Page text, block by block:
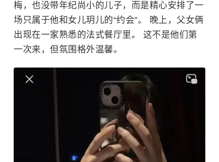
梅，也没带年纪尚小的儿子，而是精心安排了一
场只属于他和女儿玥儿的“约会”。 晚上，父女俩
出现在一家熟悉的法式餐厅里。 这不是他们第
一次来，但氛围格外温馨。